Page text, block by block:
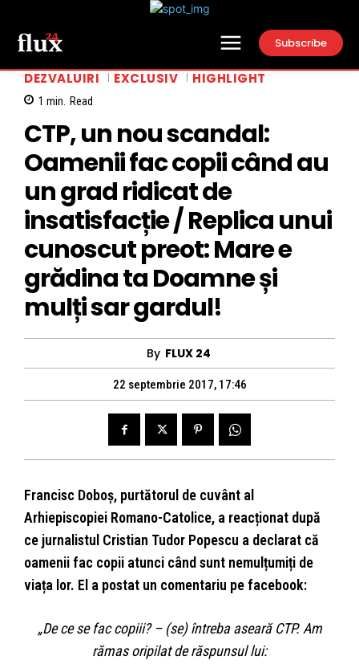
Subscribe
DEZVALUIRI EXCLUSIV HIGHLIGHT
1 min. Read
CTP, un nou scandal:
Oamenii fac copii când au
un grad ridicat de
insatisfacție / Replica unui
cunoscut preot: Mare e
grădina ta Doamne și
mulți sar gardul!
By FLUX 24
22 septembrie 2017, 17:46
Francisc Doboș, purtătorul de cuvânt al
Arhiepiscopiei Romano-Catolice, a reacționat după
ce jurnalistul Cristian Tudor Popescu a declarat că
oamenii fac copii atunci când sunt nemulțumiți de
viața lor. El a postat un comentariu pe facebook:
„De ce se fac copiii? – (se) întreba aseară CTP. Am
rămas oripilat de răspunsul lui: